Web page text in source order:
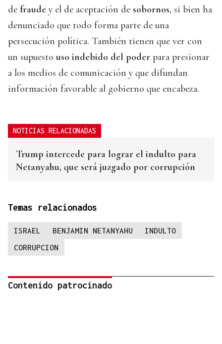
de fraude y el de aceptación de sobornos, si bien ha
denunciado que todo forma parte de una
persecución política. También tienen que ver con
un supuesto uso indebido del poder para presionar
a los medios de comunicación y que difundan
información favorable al gobierno que encabeza.
NOTICIAS RELACIONADAS
Trump intercede para lograr el indulto para
Netanyahu, que será juzgado por corrupción
Temas relacionados
ISRAEL BENJAMIN NETANYAHU
INDULTO
CORRUPCION
Contenido patrocinado